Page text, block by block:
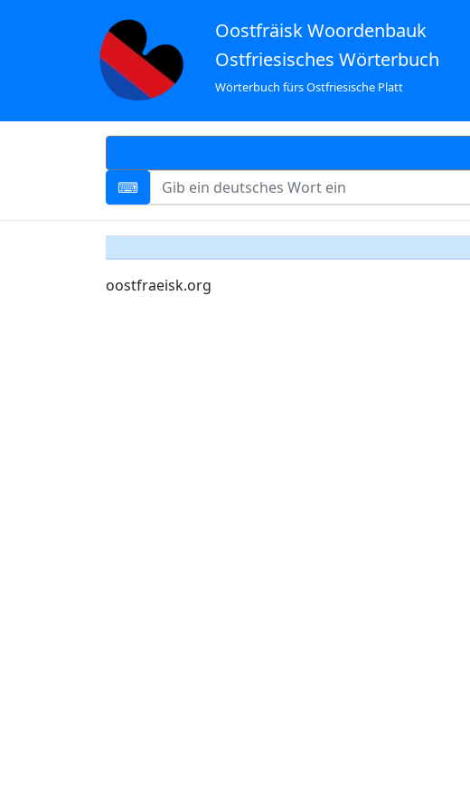
Oostfräisk Woordenbauk
Ostfriesisches Wörterbuch
Wörterbuch fürs Ostfriesische Platt
oostfraeisk.org